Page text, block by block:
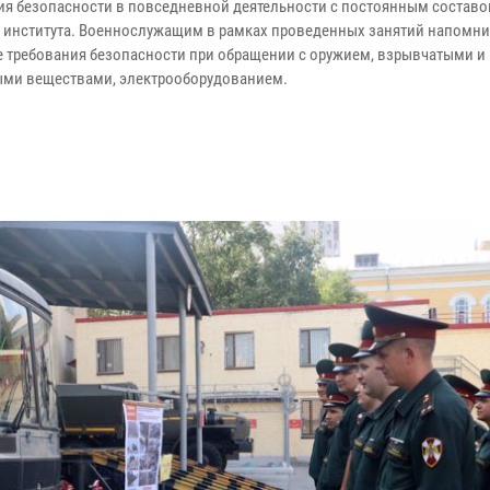
безопасности в повседневной деятельности с постоянным
Военнослужащим в рамках проведенных занятий
безопасности при обращении с оружием, взрывчатыми и
веществами, электрооборудованием.